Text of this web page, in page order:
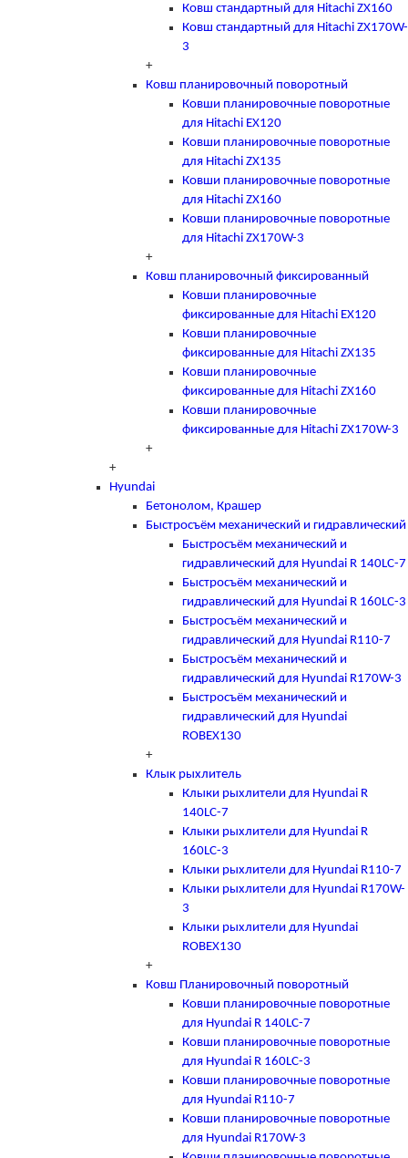
Ковш стандартный для Hitachi ZX160
Ковш стандартный для Hitachi ZX170W-
3
+
Ковш планировочный поворотный
Ковши планировочные поворотные
для Hitachi EX120
Ковши планировочные поворотные
для Hitachi ZX135
Ковши планировочные поворотные
для Hitachi ZX160
Ковши планировочные поворотные
для Hitachi ZX170W-3
+
Ковш планировочный фиксированный
Ковши планировочные
фиксированные для Hitachi EX120
Ковши планировочные
фиксированные для Hitachi ZX135
Ковши планировочные
фиксированные для Hitachi ZX160
Ковши планировочные
фиксированные для Hitachi ZX170W-3
+
+
Hyundai
Бетонолом, Крашер
Быстросъём механический и гидравлический
Быстросъём механический и
гидравлический для Hyundai R 140LC-7
Быстросъём механический и
гидравлический для Hyundai R 160LC-3
Быстросъём механический и
гидравлический для Hyundai R110-7
Быстросъём механический и
гидравлический для Hyundai R170W-3
Быстросъём механический и
гидравлический для Hyundai
ROBEX130
+
Клык рыхлитель
Клыки рыхлители для Hyundai R
140LC-7
Клыки рыхлители для Hyundai R
160LC-3
Клыки рыхлители для Hyundai R110-7
Клыки рыхлители для Hyundai R170W-
3
Клыки рыхлители для Hyundai
ROBEX130
+
Ковш Планировочный поворотный
Ковши планировочные поворотные
для Hyundai R 140LC-7
Ковши планировочные поворотные
для Hyundai R 160LC-3
Ковши планировочные поворотные
для Hyundai R110-7
Ковши планировочные поворотные
для Hyundai R170W-3